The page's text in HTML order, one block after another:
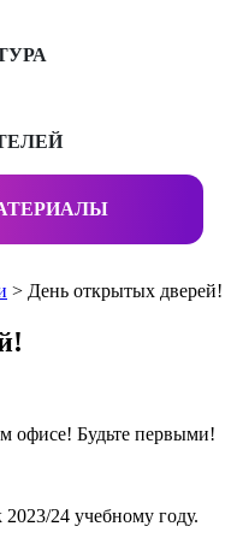
> День открытых дверей!
офисе! Будьте первыми!
24 учебному году.